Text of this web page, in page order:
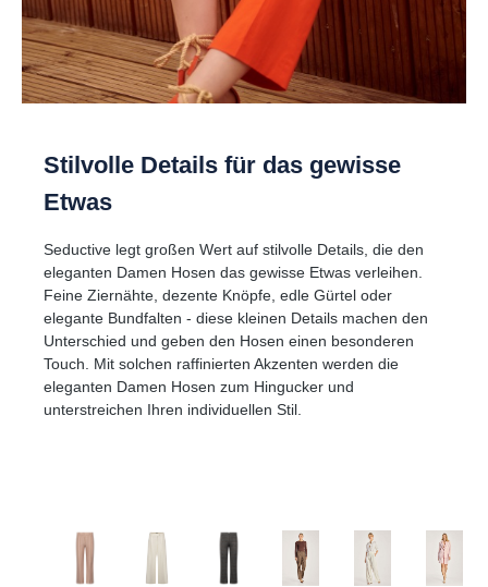
Stilvolle Details für das gewisse
Etwas
Seductive legt großen Wert auf stilvolle Details, die den
eleganten Damen Hosen das gewisse Etwas verleihen.
Feine Ziernähte, dezente Knöpfe, edle Gürtel oder
elegante Bundfalten - diese kleinen Details machen den
Unterschied und geben den Hosen einen besonderen
Touch. Mit solchen raffinierten Akzenten werden die
eleganten Damen Hosen zum Hingucker und
unterstreichen Ihren individuellen Stil.